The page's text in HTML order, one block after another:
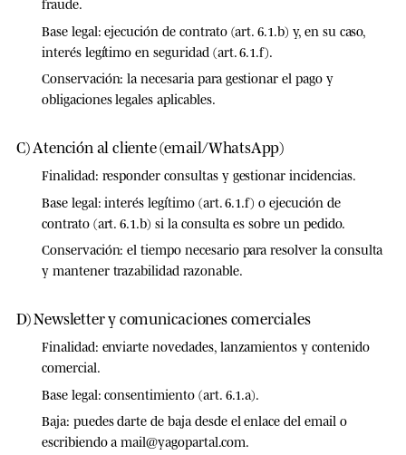
Base legal: ejecución de contrato (art. 6.1.b) y, en su caso,
interés legítimo en seguridad (art. 6.1.f).
Conservación: la necesaria para gestionar el pago y
obligaciones legales aplicables.
C) Atención al cliente (email/WhatsApp)
Finalidad: responder consultas y gestionar incidencias.
Base legal: interés legítimo (art. 6.1.f) o ejecución de
contrato (art. 6.1.b) si la consulta es sobre un pedido.
Conservación: el tiempo necesario para resolver la consulta
y mantener trazabilidad razonable.
D) Newsletter y comunicaciones comerciales
Finalidad: enviarte novedades, lanzamientos y contenido
comercial.
Base legal: consentimiento (art. 6.1.a).
Baja: puedes darte de baja desde el enlace del email o
escribiendo amail@yagopartal.com.